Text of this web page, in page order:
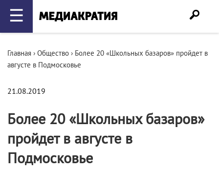
☰
Главная › Общество › Более 20 «Школьных базаров» пройдет в
августе в Подмосковье
21.08.2019
Более 20 «Школьных базаров»
пройдет в августе в
Подмосковье